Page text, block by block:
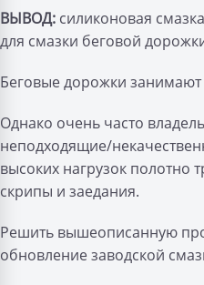
ВЫВОД: силиконовая
для смазки беговой
Беговые дорожки
Однако очень часто
неподходящие/
высоких нагрузок
скрипы и заедания.
Решить вышеописанную
обновление заводской